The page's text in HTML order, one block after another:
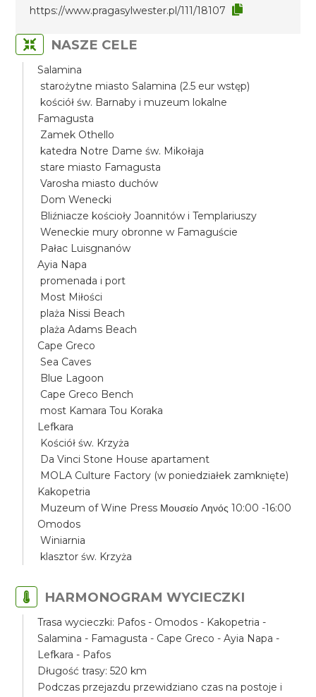
https://www.pragasylwester.pl/111/18107
NASZE CELE
Salamina
starożytne miasto Salamina (2.5 eur wstęp)
kościół św. Barnaby i muzeum lokalne
Famagusta
Zamek Othello
katedra Notre Dame św. Mikołaja
stare miasto Famagusta
Varosha miasto duchów
Dom Wenecki
Bliźniacze kościoły Joannitów i Templariuszy
Weneckie mury obronne w Famaguście
Pałac Luisgnanów
Ayia Napa
promenada i port
Most Miłości
plaża Nissi Beach
plaża Adams Beach
Cape Greco
Sea Caves
Blue Lagoon
Cape Greco Bench
most Kamara Tou Koraka
Lefkara
Kościół św. Krzyża
Da Vinci Stone House apartament
MOLA Culture Factory (w poniedziałek zamknięte)
Kakopetria
Muzeum of Wine Press Μουσείο Ληνός 10:00 -16:00
Omodos
Winiarnia
klasztor św. Krzyża
HARMONOGRAM WYCIECZKI
Trasa wycieczki: Pafos - Omodos - Kakopetria -
Salamina - Famagusta - Cape Greco - Ayia Napa -
Lefkara - Pafos
Długość trasy: 520 km
Podczas przejazdu przewidziano czas na postoje i